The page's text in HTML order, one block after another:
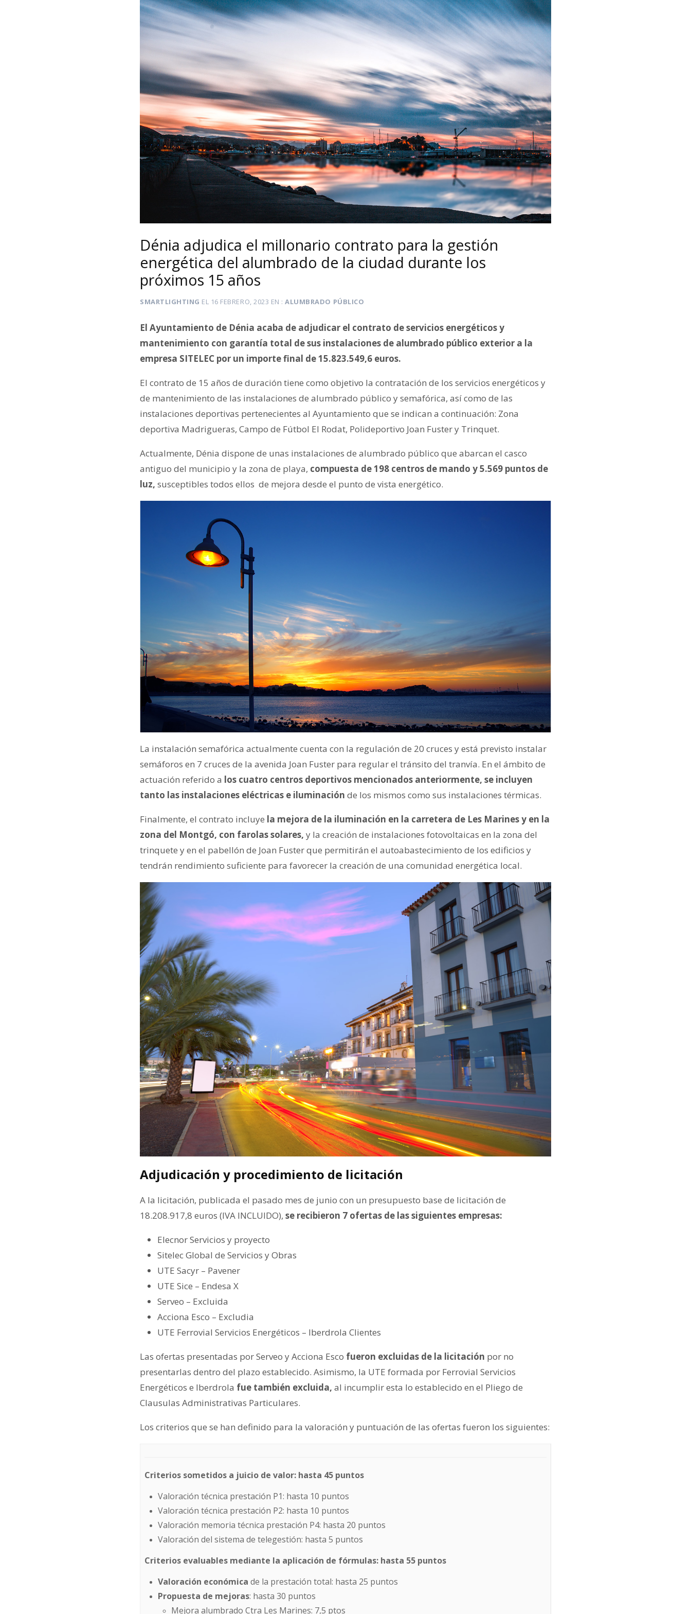
Dénia adjudica el millonario contrato para la gestión
energética del alumbrado de la ciudad durante los
próximos 15 años
SMARTLIGHTING EL 16 FEBRERO, 2023 EN ALUMBRADO PÚBLICO
El Ayuntamiento de Dénia acaba de adjudicar el contrato de servicios energéticos y
mantenimiento con garantía total de sus instalaciones de alumbrado público exterior a la
empresa SITELEC por un importe final de 15.823.549,6 euros.
El contrato de 15 años de duración tiene como objetivo la contratación de los servicios energéticos y
de mantenimiento de las instalaciones de alumbrado público y semafórica, así como de las
instalaciones deportivas pertenecientes al Ayuntamiento que se indican a continuación: Zona
deportiva Madrigueras, Campo de Fútbol El Rodat, Polideportivo Joan Fuster y Trinquet.
Actualmente, Dénia dispone de unas instalaciones de alumbrado público que abarcan el casco
antiguo del municipio y la zona de playa, compuesta de 198 centros de mando y 5.569 puntos de
luz, susceptibles todos ellos de mejora desde el punto de vista energético.
La instalación semafórica actualmente cuenta con la regulación de 20 cruces y está previsto instalar
semáforos en 7 cruces de la avenida Joan Fuster para regular el tránsito del tranvía. En el ámbito de
actuación referido a los cuatro centros deportivos mencionados anteriormente, se incluyen
tanto las instalaciones eléctricas e iluminación de los mismos como sus instalaciones térmicas.
Finalmente, el contrato incluye la mejora de la iluminación en la carretera de Les Marines y en la
zona del Montgó, con farolas solares, y la creación de instalaciones fotovoltaicas en la zona del
trinquete y en el pabellón de Joan Fuster que permitirán el autoabastecimiento de los edificios y
tendrán rendimiento suficiente para favorecer la creación de una comunidad energética local.
Adjudicación y procedimiento de licitación
A la licitación, publicada el pasado mes de junio con un presupuesto base de licitación de
18.208.917,8 euros (IVA INCLUIDO), se recibieron 7 ofertas de las siguientes empresas:
Elecnor Servicios y proyecto
Sitelec Global de Servicios y Obras
UTE Sacyr – Pavener
UTE Sice – Endesa X
Serveo – Excluida
Acciona Esco – Excludia
UTE Ferrovial Servicios Energéticos – Iberdrola Clientes
Las ofertas presentadas por Serveo y Acciona Esco fueron excluidas de la licitación por no
presentarlas dentro del plazo establecido. Asimismo, la UTE formada por Ferrovial Servicios
Energéticos e Iberdrola fue también excluida, al incumplir esta lo establecido en el Pliego de
Clausulas Administrativas Particulares.
Los criterios que se han definido para la valoración y puntuación de las ofertas fueron los siguientes:
Criterios sometidos a juicio de valor: hasta 45 puntos
Valoración técnica prestación P1: hasta 10 puntos
Valoración técnica prestación P2: hasta 10 puntos
Valoración memoria técnica prestación P4: hasta 20 puntos
Valoración del sistema de telegestión: hasta 5 puntos
Criterios evaluables mediante la aplicación de fórmulas: hasta 55 puntos
Valoración económica de la prestación total: hasta 25 puntos
Propuesta de mejoras: hasta 30 puntos
Mejora alumbrado Ctra Les Marines: 7,5 ptos